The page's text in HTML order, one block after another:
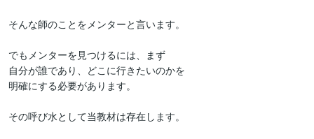
そんな師のことをメンターと言います。
でもメンターを見つけるには、まず
自分が誰であり、どこに行きたいのかを
明確にする必要があります。
その呼び水として当教材は存在します。